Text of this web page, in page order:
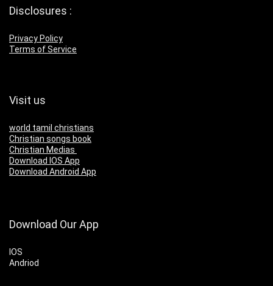
Disclosures :
Privacy Policy
Terms of Service
Visit us
world tamil christians
Christian songs book
Christian Medias
Download IOS App
Download Android App
Download Our App
IOS
Andriod